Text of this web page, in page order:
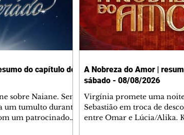
do capítulo de
sobre Naiane. Sem
um tumulto durante
um patrocinador.
A Nobreza do Amor |
sábado - 08/08/2026
Virgínia promete uma
Sebastião em troca de
entre Omar e Lúcia/Alika.